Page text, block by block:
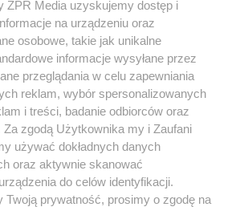
wygrywa w
z Motorem. Kto
trenerowi
ZPR Media uzyskujemy dostęp i
na urządzeniu oraz
osobowe, takie jak unikalne
informacje wysyłane przez
przeglądania w celu zapewniania
reklam, wybór spersonalizowanych
i treści, badanie odbiorców oraz
Za zgodą Użytkownika my i Zaufani
używać dokładnych danych
oraz aktywnie skanować
do celów identyfikacji.
Twoją prywatność, prosimy o zgodę na